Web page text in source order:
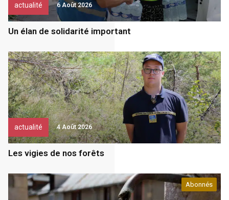
actualité 6 Août 2026
Un élan de solidarité important
actualité 4 Août 2026
Les vigies de nos forêts
Abonnés